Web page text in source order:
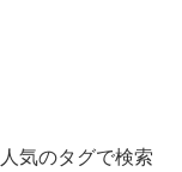
人気のタグで検索